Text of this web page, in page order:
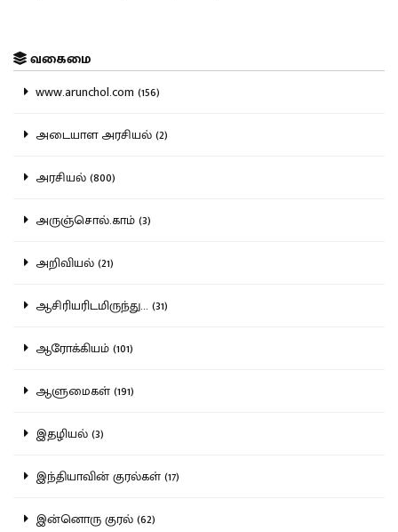
வகைமை
www.arunchol.com (156)
அடையாள அரசியல் (2)
அரசியல் (800)
அருஞ்சொல்.காம் (3)
அறிவியல் (21)
ஆசிரியரிடமிருந்து... (31)
ஆரோக்கியம் (101)
ஆளுமைகள் (191)
இதழியல் (3)
இந்தியாவின் குரல்கள் (17)
இன்னொரு குரல் (62)